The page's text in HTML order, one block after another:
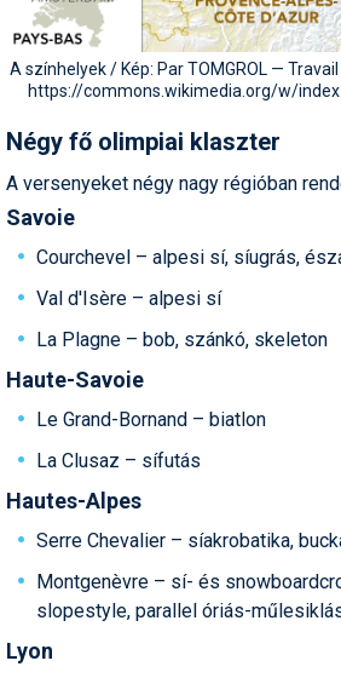
Szánkó
Szótárak
Telemark
Téli sportok
Termékajánló
Túrasí
Utasbiztosítás
Utazási tippek
Védőfelszerelés
A színhelyek / Kép: Par TOMGROL —
https://commons.wikimedia.org/w/
Négy fő olimpiai klaszter
A versenyeket négy nagy régióban
Savoie
Courchevel – alpesi sí, síugrás,
Val d'Isère – alpesi sí
La Plagne – bob, szánkó, skeleton
Haute-Savoie
Le Grand-Bornand – biatlon
La Clusaz – sífutás
Hautes-Alpes
Serre Chevalier – síakrobatika,
Montgenèvre – sí- és
slopestyle, parallel óriás-
Lyon